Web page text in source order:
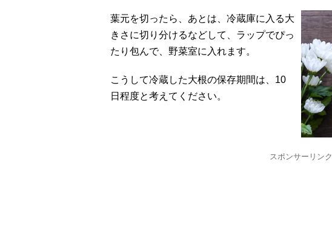
葉元を切ったら、あとは、冷蔵庫に入る大
きさに切り分けるなどして、ラップでぴっ
たり包んで、野菜室に入れます。
こうして冷蔵した大根の保存期間は、10
日程度と考えてください。
スポンサーリンク